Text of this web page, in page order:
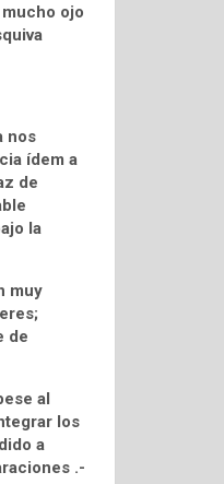
ojo
nos
ídem a
de
la
muy
de
al
los
a
.-